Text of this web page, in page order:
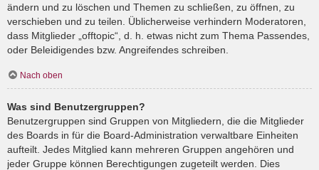
ändern und zu löschen und Themen zu schließen, zu öffnen, zu
verschieben und zu teilen. Üblicherweise verhindern Moderatoren,
dass Mitglieder „offtopic“, d. h. etwas nicht zum Thema Passendes,
oder Beleidigendes bzw. Angreifendes schreiben.
Nach oben
Was sind Benutzergruppen?
Benutzergruppen sind Gruppen von Mitgliedern, die die Mitglieder
des Boards in für die Board-Administration verwaltbare Einheiten
aufteilt. Jedes Mitglied kann mehreren Gruppen angehören und
jeder Gruppe können Berechtigungen zugeteilt werden. Dies